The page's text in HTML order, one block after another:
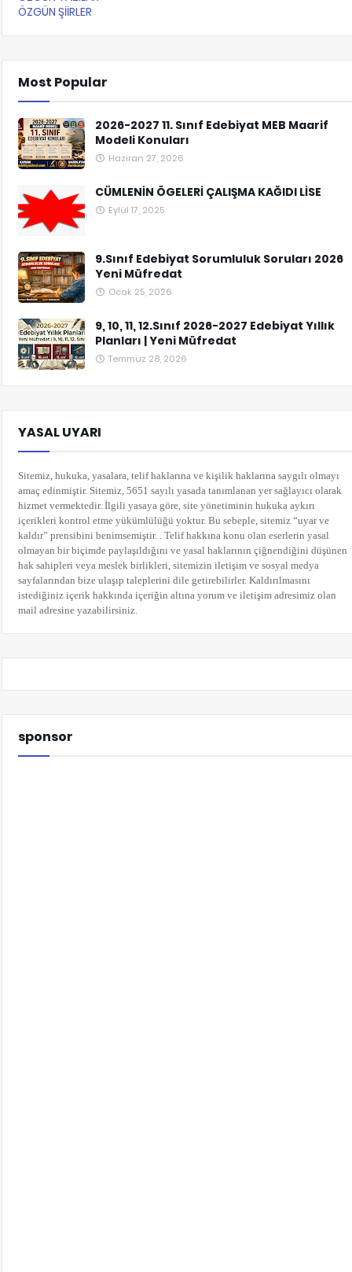
ÖZGÜN ŞİİRLER
Most Popular
2026-2027 11. Sınıf Edebiyat MEB Maarif
Modeli Konuları
Haziran 27, 2026
CÜMLENİN ÖGELERİ ÇALIŞMA KAĞIDI LİSE
Eylül 17, 2025
9.Sınıf Edebiyat Sorumluluk Soruları 2026
Yeni Müfredat
Ocak 25, 2026
9, 10, 11, 12.Sınıf 2026-2027 Edebiyat Yıllık
Planları | Yeni Müfredat
Temmuz 28, 2026
YASAL UYARI
Sitemiz, hukuka, yasalara, telif haklarına ve kişilik haklarına saygılı olmayı
amaç edinmiştir. Sitemiz, 5651 sayılı yasada tanımlanan yer sağlayıcı olarak
hizmet vermektedir. İlgili yasaya göre, site yönetiminin hukuka aykırı
içerikleri kontrol etme yükümlülüğü yoktur. Bu sebeple, sitemiz “uyar ve
kaldır” prensibini benimsemiştir. . Telif hakkına konu olan eserlerin yasal
olmayan bir biçimde paylaşıldığını ve yasal haklarının çiğnendiğini düşünen
hak sahipleri veya meslek birlikleri, sitemizin iletişim ve sosyal medya
sayfalarından bize ulaşıp taleplerini dile getirebilirler. Kaldırılmasını
istediğiniz içerik hakkında içeriğin altına yorumve iletişim adresimiz olan
mail adresine yazabilirsiniz.
sponsor